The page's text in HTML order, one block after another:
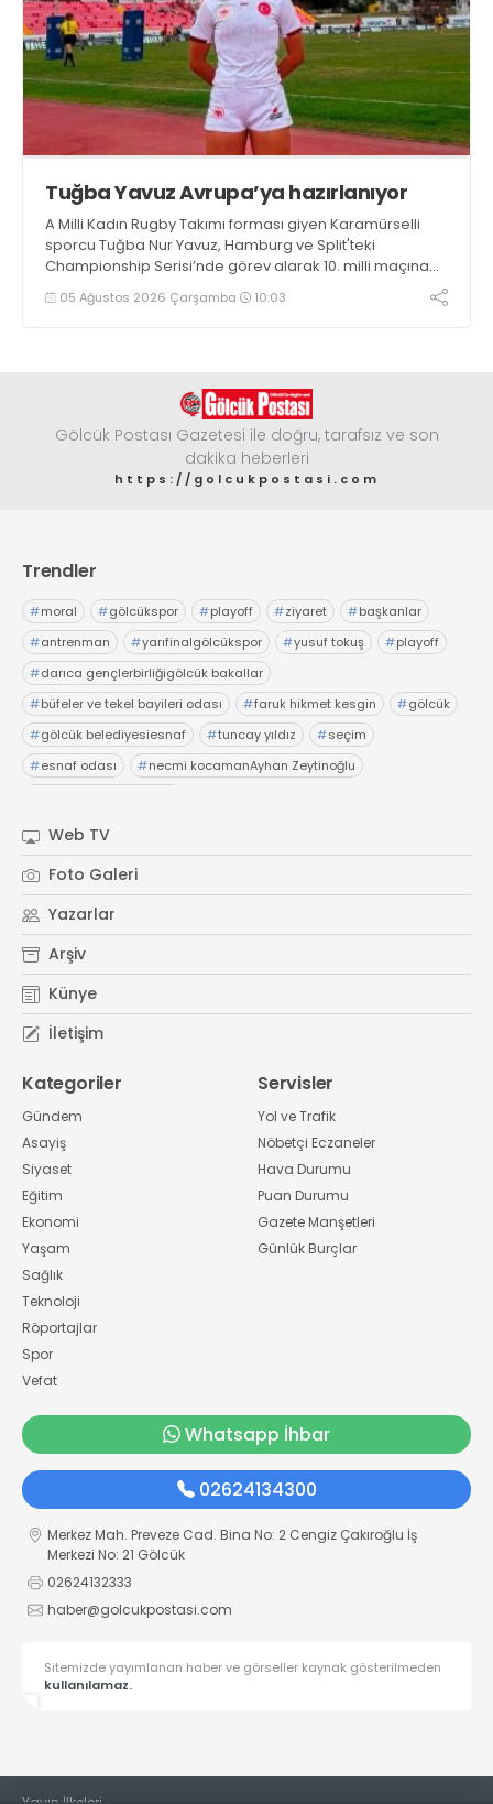
Tuğba Yavuz Avrupa’ya hazırlanıyor
A Milli Kadın Rugby Takımı forması giyen Karamürselli
sporcu Tuğba Nur Yavuz, Hamburg ve Split'teki
Championship Serisi’nde görev alarak 10. milli maçına
çıkma eşiğini geride bıraktı
05 Ağustos 2026 Çarşamba 10:03
Gölcük Postası Gazetesi ile doğru, tarafsız ve son
dakika heberleri
https://golcukpostasi.com
Trendler
#moral #gölcükspor #playoff #ziyaret #başkanlar
#antrenman #yarıfinalgölcükspor #yusuf tokuş #playoff
#darıca gençlerbirliğigölcük bakallar
#büfeler ve tekel bayileri odası #faruk hikmet kesgin #gölcük
#gölcük belediyesiesnaf #tuncay yıldız #seçim
#esnaf odası #necmi kocamanAyhan Zeytinoğlu
Web TV
Foto Galeri
Yazarlar
Arşiv
Künye
İletişim
Kategoriler
Gündem
Asayiş
Siyaset
Eğitim
Ekonomi
Yaşam
Sağlık
Teknoloji
Röportajlar
Spor
Vefat
Servisler
Yol ve Trafik
Nöbetçi Eczaneler
Hava Durumu
Puan Durumu
Gazete Manşetleri
Günlük Burçlar
Whatsapp İhbar
02624134300
Merkez Mah. Preveze Cad. Bina No: 2 Cengiz Çakıroğlu İş
Merkezi No: 21 Gölcük
02624132333
haber@golcukpostasi.com
Sitemizde yayımlanan haber ve görseller kaynak gösterilmeden
kullanılamaz.